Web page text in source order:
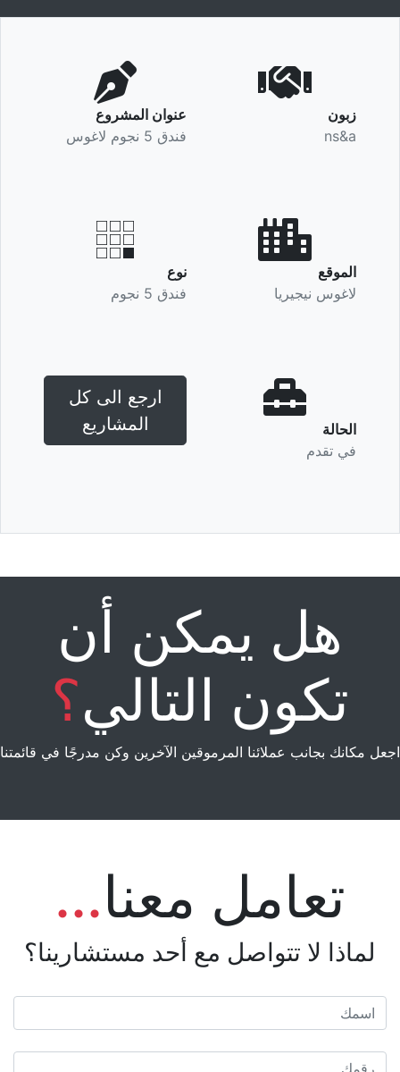
زبون
ns&a
عنوان المشروع
فندق 5 نجوم لاغوس
الموقع
لاغوس نيجيريا
نوع
فندق 5 نجوم
الحالة
في تقدم
ارجع الى كل
المشاريع
هل يمكن أن
تكون التالي؟
اجعل مكانك بجانب عملائنا المرموقين الآخرين وكن مدرجًا في قائمتنا
تعامل معنا...
لماذا لا تتواصل مع أحد مستشارينا؟